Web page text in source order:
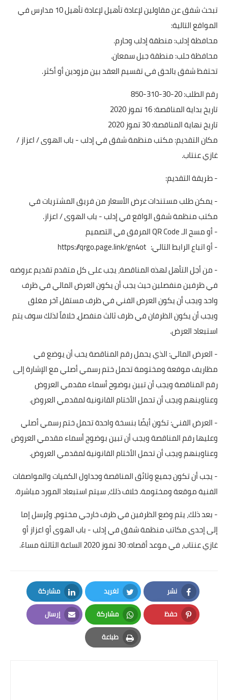
تبحث شفق عن مقاولين لإعادة تأهيل لإعادة تأهيل 10 مدارس في
المواقع التالية:
محافظة إدلب: منطقة إدلب وحارم.
محافظة حلب: منطقة جبل سمعان.
تحتفظ شفق بالحق في تقسيم العقد بين مزودين أو أكثر.
رقم الطلب: 20-30-310-850
تاريخ بداية المناقصة: 16 تموز 2020
تاريخ نهاية المناقصة: 30 تموز 2020
مكان التقديم: مكتب منظمة شفق في إدلب - باب الهوى / اعزاز /
غازي عنتاب.
- طريقة التقديم:
- يمكن طلب مستندات عرض الأسعار من فريق المشتريات في
مكتب منظمة شفق الواقع في إدلب - باب الهوى / اعزاز.
- أو مسح الـ QR Code المرفق في التصميم
- أو اتباع الرابط التالي: https://qrgo.page.link/gn4ot
- من أجل التأهل لهذه المناقصة، يجب على كل متقدم تقديم عروضه
في ظرفين منفصلين حيث يجب أن يكون العرض المالي في ظرف
واحد ويجب أن يكون العرض الفني في ظرف مستقل آخر مغلق
ويجب أن يكون الظرفان في ظرف ثالث منفصل، خلافاً لذلك سوف يتم
استبعاد العرض.
- العرض المالي: الذي يحمل رقم المناقصة يحب أن يوضع في
مظاريف موقعة ومختومة تحمل ختم رسمي أصلي مع الإشارة إلى
رقم المناقصة ويجب أن تبين بوضوح أسماء مقدمي العروض
وعناوينهم ويجب أن تحمل الأختام القانونية لمقدمي العروض.
- العرض الفني: تكون أيضًا بنسخة واحدة تحمل ختم رسمي أصلي
وعليها رقم المناقصة ويجب أن تبين بوضوح أسماء مقدمي العروض
وعناوينهم ويجب أن تحمل الأختام القانونية لمقدمي العروض.
- يجب أن تكون جميع وثائق المناقصة وجداول الكميات والمواصفات
الفنية موقعة ومختومة. خلاف ذلك، سيتم استبعاد المورد مباشرة.
- بعد ذلك، يتم وضع الظرفين في ظرف خارجي مختوم، ويُرسل إما
إلى إحدى مكاتب منظمة شفق في إدلب - باب الهوى أو اعزاز أو
غازي عنتاب، في موعد أقصاه: 30 تموز 2020 الساعة الثالثة مساءً.
نشر
Facebook
تغريد
Twitter
مشاركة
LinkedIn
حفظ
Pinterest
مشاركة
Whatsapp
إرسال
Email
طباعة
Print